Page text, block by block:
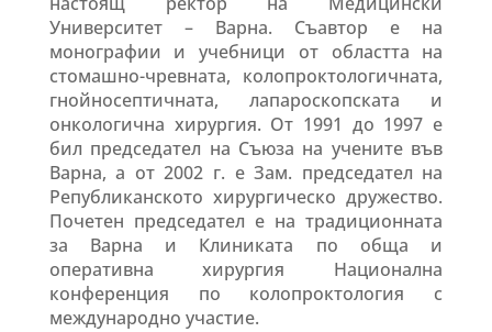
Университет – Варна. Съавтор е на
монографии и учебници от областта на
стомашно-чревната, колопроктологичната,
гнойносептичната, лапароскопската и
онкологична хирургия. От 1991 до 1997 е
бил председател на Съюза на учените във
Варна, а от 2002 г. е Зам. председател на
Републиканското хирургическо дружество.
Почетен председател е на традиционната
за Варна и Клиниката по обща и
оперативна хирургия Национална
конференция по колопроктология с
международно участие.